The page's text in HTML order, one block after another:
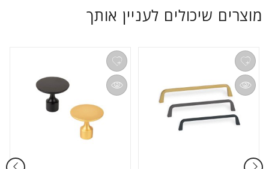
מוצרים שיכולים לעניין אותך